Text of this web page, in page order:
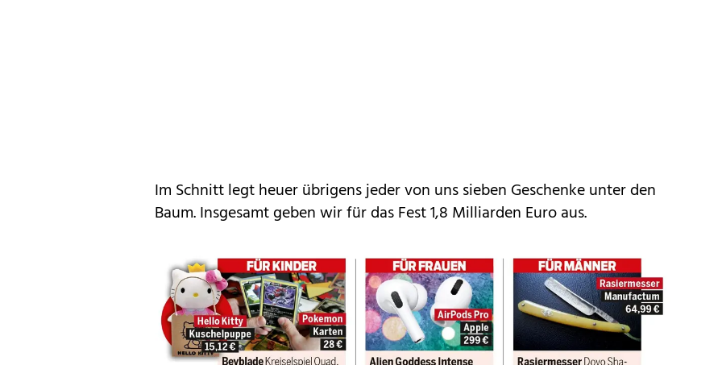
Im Schnitt legt heuer übrigens jeder von uns sieben Geschenke unter den
Baum. Insgesamt geben wir für das Fest 1,8 Milliarden Euro aus.